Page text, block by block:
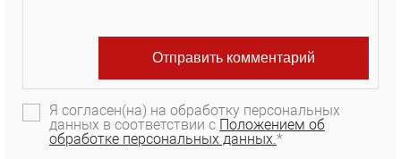
Я согласен(на) на обработку персональных
данных в соответствии с Положением об
обработке персональных данных.*